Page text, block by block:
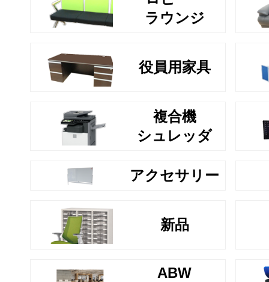
ラウンジ
役員用家具
複合機
シュレッダ
アクセサリー
新品
ABW